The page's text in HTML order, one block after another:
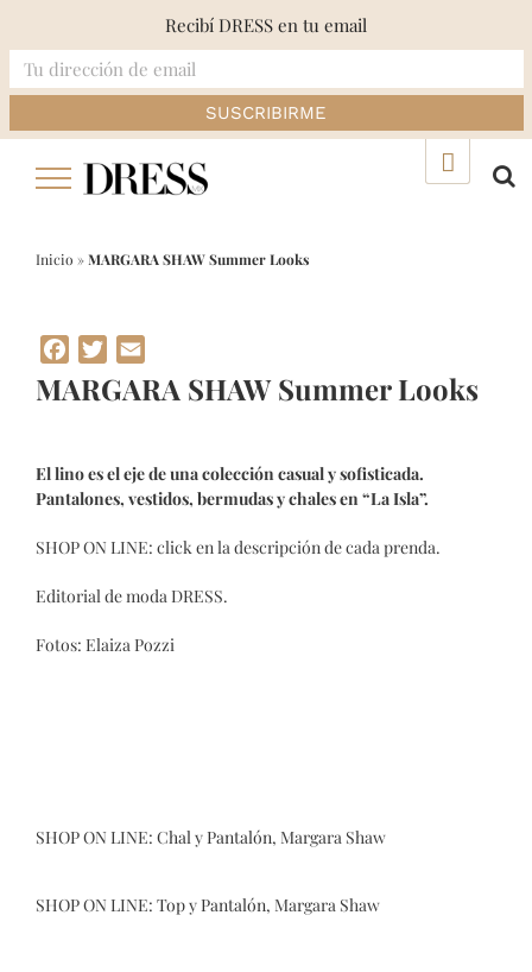
Inicio »MARGARA SHAW Summer Looks
Facebook
Twitter
MARGARA SHAW Summer Looks
El lino es el eje de una colección casual y sofisticada.
Pantalones, vestidos, bermudas y chales en “La Isla”.
SHOP ON LINE: click en la descripción de cada prenda.
Editorial de moda DRESS.
Fotos: Elaiza Pozzi
SHOP ON LINE: ChalyPantalón, Margara Shaw
SHOP ON LINE: TopyPantalón, Margara Shaw
Recibí DRESS en tu email